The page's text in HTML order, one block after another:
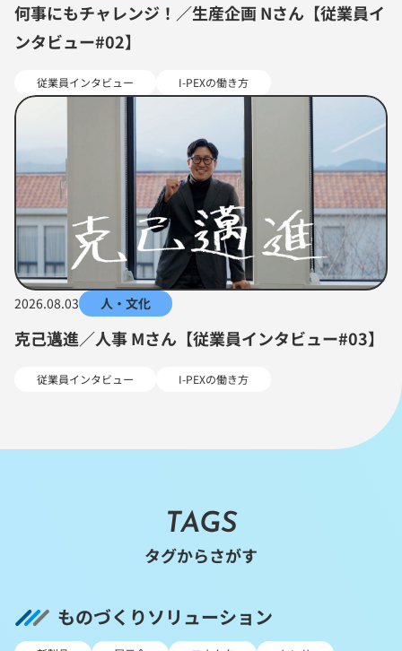
何事にもチャレンジ！／生産企画 Nさん【従業員イ
ンタビュー#02】
従業員インタビュー I-PEXの働き方
2026.08.03 人・文化
克己邁進／人事 Mさん【従業員インタビュー#03】
従業員インタビュー I-PEXの働き方
TAGS
タグからさがす
ものづくりソリューション